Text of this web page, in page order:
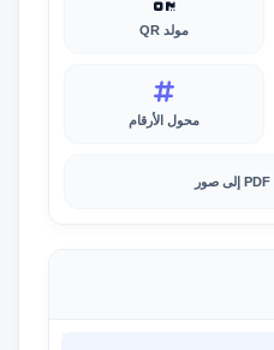
مولد QR
محول الأرقام